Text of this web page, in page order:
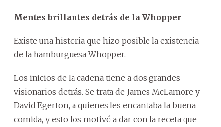
Mentes brillantes detrás de la Whopper
Existe una historia que hizo posible la existencia
de la hamburguesa Whopper.
Los inicios de la cadena tiene a dos grandes
visionarios detrás. Se trata de James McLamore y
David Egerton, a quienes les encantaba la buena
comida, y esto los motivó a dar con la receta que